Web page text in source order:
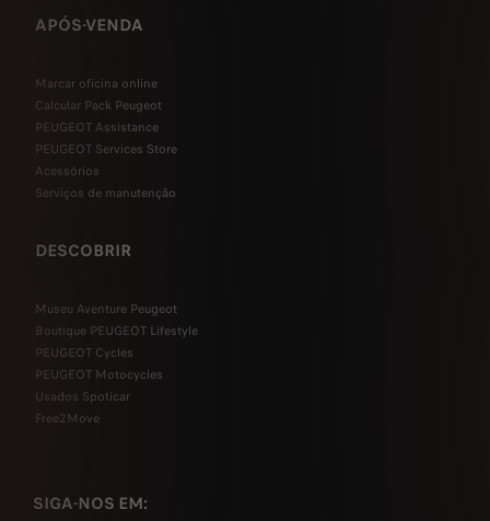
APÓS-VENDA
Marcar oficina online
Calcular Pack Peugeot
PEUGEOT Assistance
PEUGEOT Services Store
Acessórios
Serviços de manutenção
DESCOBRIR
Museu Aventure Peugeot
Boutique PEUGEOT Lifestyle
PEUGEOT Cycles
PEUGEOT Motocycles
Usados Spoticar
Free2Move
SIGA-NOS EM: